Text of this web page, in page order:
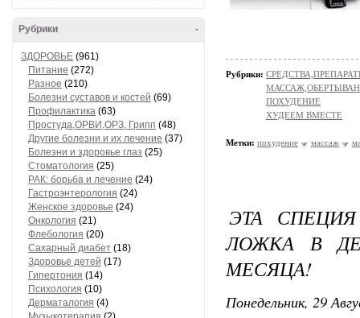
-
Рубрики
ЗДОРОВЬЕ (961)
Питание (272)
Разное (210)
Болезни суставов и костей (69)
Профилактика (63)
Простуда,ОРВИ,ОРЗ, Грипп (48)
Другие болезни и их лечение (37)
Болезни и здоровье глаз (25)
Стоматология (25)
РАК: борьба и лечение (24)
Гастроэнтерология (24)
Женское здоровье (24)
Онкология (21)
Флебология (20)
Сахарный диабет (18)
Здоровье детей (17)
Гипертония (14)
Психология (10)
Дерматалогия (4)
Рубрики:
ПОХУДЕНИЕ
ХУДЕЕМ ВМЕСТЕ
Метки: похудение массаж
ЭТА
ЛОЖКА В
МЕСЯЦА!
Понедельник, 29